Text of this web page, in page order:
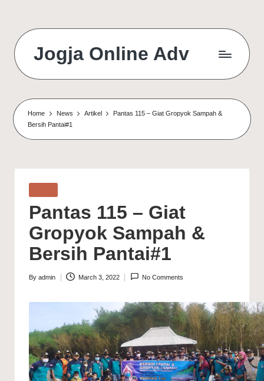
Jogja Online Adv
&
Digital
Connection
Agency
Home News Artikel
Pantas 115 – Giat Gropyok Sampah &
Bersih Pantai#1
in
Pantas 115 – Giat
Gropyok Sampah &
Bersih Pantai#1
Posted
By admin March 3, 2022 No Comments